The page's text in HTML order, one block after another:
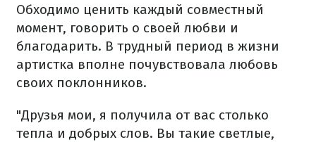
Обходимо ценить каждый совместный
момент, говорить о своей любви и
благодарить. В трудный период в жизни
артистка вполне почувствовала любовь
своих поклонников.
"Друзья мои, я получила от вас столько
тепла и добрых слов. Вы такие светлые,